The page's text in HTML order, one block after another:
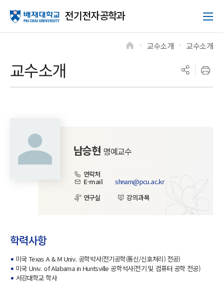
전기전자공학과
교수소개
교수소개 교수소개
남승현 명예교수
연락처
E-mail
shnam@pcu.ac.kr
연구실
강의과목
학력사항
미국 Texas A & M Univ. 공학박사(전기공학(통신/신호처리) 전공)
미국 Univ. of Alabama in Huntsville 공학석사(전기 및 컴퓨터 공학 전공)
서강대학교 학사